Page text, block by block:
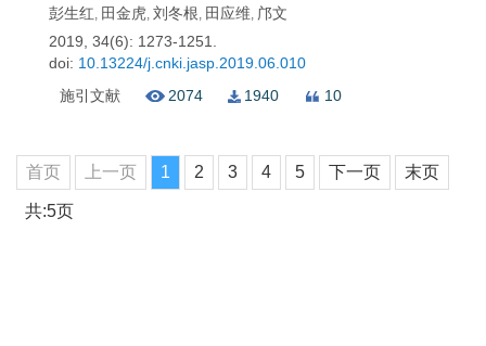
彭生红, 田金虎, 刘冬根, 田应维, 邝文
2019, 34(6): 1273-1251.
doi: 10.13224/j.cnki.jasp.2019.06.010
施引文献
2074 1940 10
首页 上一页 1 2 3 4 5 下一页 末页
共:5页